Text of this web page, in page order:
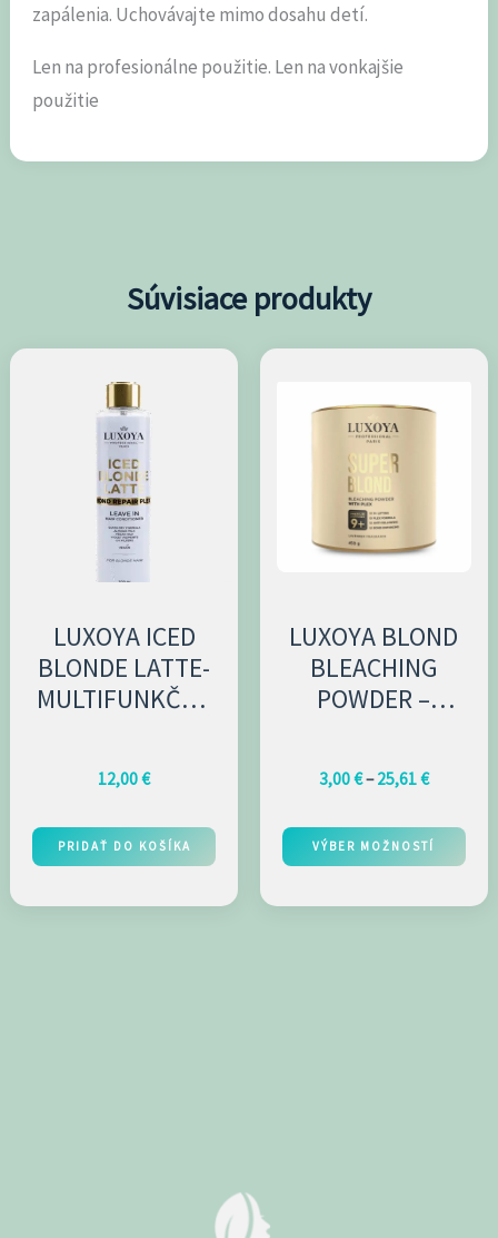
zapálenia. Uchovávajte mimo dosahu detí.
Len na profesionálne použitie. Len na vonkajšie
použitie
Súvisiace produkty
LUXOYA ICED
BLONDE LATTE-
MULTIFUNKČNÝ
NA BLOND
VLASY 200ML
12,00€
PRIDAŤ DO KOŠÍKA
LUXOYA BLOND
BLEACHING
POWDER –
,30g
3,00€– 25,61€
VÝBER MOŽNOSTÍ
variantov.
Možnosti
vybrať
stránke